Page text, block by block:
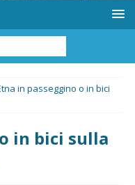
in passeggino o in bici
in bici sulla